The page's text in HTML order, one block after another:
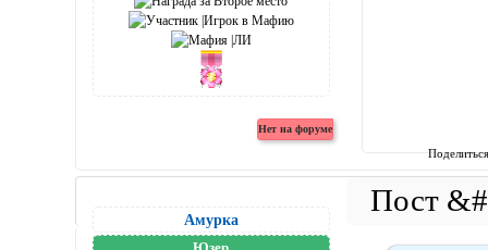
Амурка